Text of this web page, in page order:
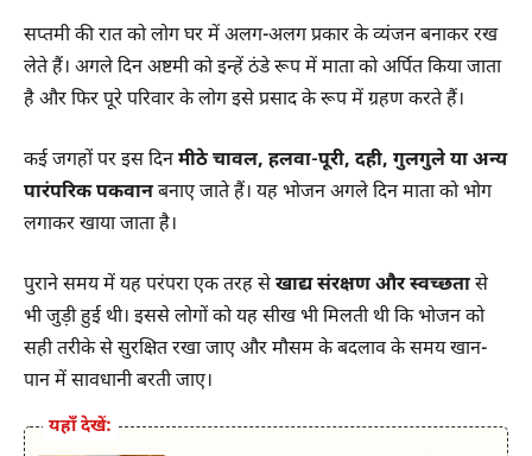
सप्तमी की रात को लोग घर में अलग-अलग प्रकार के व्यंजन बनाकर रख
लेते हैं। अगले दिन अष्टमी को इन्हें ठंडे रूप में माता को अर्पित किया जाता
है और फिर पूरे परिवार के लोग इसे प्रसाद के रूप में ग्रहण करते हैं।
कई जगहों पर इस दिनमीठे चावल, हलवा-पूरी, दही, गुलगुले या अन्य
पारंपरिक पकवानबनाए जाते हैं। यह भोजन अगले दिन माता को भोग
लगाकर खाया जाता है।
पुराने समय में यह परंपरा एक तरह सेखाद्य संरक्षण और स्वच्छतासे
भी जुड़ी हुई थी। इससे लोगों को यह सीख भी मिलती थी कि भोजन को
सही तरीके से सुरक्षित रखा जाए और मौसम के बदलाव के समय खान-
पान में सावधानी बरती जाए।
यहाँ देखें: